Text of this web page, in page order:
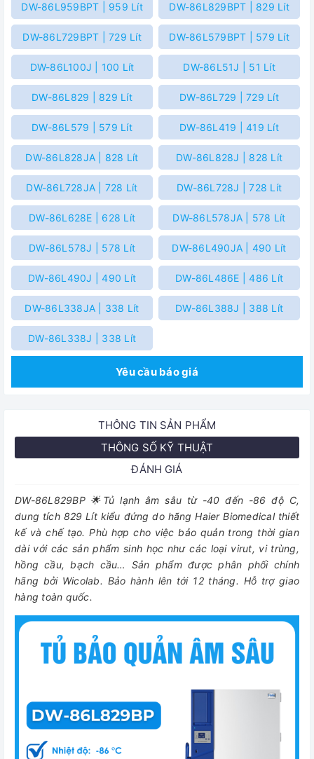
DW-86L959BPT | 959 Lít DW-86L829BPT | 829 Lít
DW-86L729BPT | 729 Lít DW-86L579BPT | 579 Lít
DW-86L100J | 100 Lít DW-86L51J | 51 Lít
DW-86L829 | 829 Lít DW-86L729 | 729 Lít
DW-86L579 | 579 Lít DW-86L419 | 419 Lít
DW-86L828JA | 828 Lít DW-86L828J | 828 Lít
DW-86L728JA | 728 Lít DW-86L728J | 728 Lít
DW-86L628E | 628 Lít DW-86L578JA | 578 Lít
DW-86L578J | 578 Lít DW-86L490JA | 490 Lít
DW-86L490J | 490 Lít DW-86L486E | 486 Lít
DW-86L338JA | 338 Lít DW-86L388J | 388 Lít
DW-86L338J | 338 Lít
Yêu cầu báo giá
THÔNG TIN SẢN PHẨM
THÔNG SỐ KỸ THUẬT
ĐÁNH GIÁ
DW-86L829BP 🌟Tủ lạnh âm sâu từ -40 đến -86 độ C,
dung tích 829 Lít kiểu đứng do hãng Haier Biomedical thiết
kế và chế tạo. Phù hợp cho việc bảo quản trong thời gian
dài với các sản phẩm sinh học như các loại virut, vi trùng,
hồng cầu, bạch cầu… Sản phẩm được phân phối chính
hãng bởi Wicolab. Bảo hành lên tới 12 tháng. Hỗ trợ giao
hàng toàn quốc.